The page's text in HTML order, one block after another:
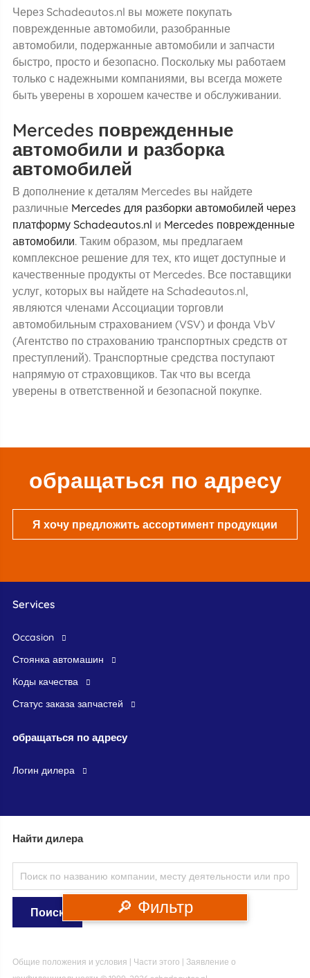
🔎 Фильтр
Через Schadeautos.nl вы можете покупать
поврежденные автомобили, разобранные
автомобили, подержанные автомобили и запчасти
быстро, просто и безопасно. Поскольку мы работаем
только с надежными компаниями, вы всегда можете
быть уверены в хорошем качестве и обслуживании.
Mercedes поврежденные
автомобили и разборка
автомобилей
В дополнение к деталям Mercedes вы найдете
различные Mercedes для разборки автомобилей через
платформу Schadeautos.nl и Mercedes поврежденные
автомобили. Таким образом, мы предлагаем
комплексное решение для тех, кто ищет доступные и
качественные продукты от Mercedes. Все поставщики
услуг, которых вы найдете на Schadeautos.nl,
являются членами Ассоциации торговли
автомобильным страхованием (VSV) и фонда VbV
(Агентство по страхованию транспортных средств от
преступлений). Транспортные средства поступают
напрямую от страховщиков. Так что вы всегда
уверены в ответственной и безопасной покупке.
обращаться по адресу
Я хочу предложить ассортимент продукции
Найти дилера
Общие положения и условия | Части этого | Заявление о
Services
occasion
стоянка автомашин
Коды качества
Статус заказа запчастей
обращаться по адресу
логин дилера